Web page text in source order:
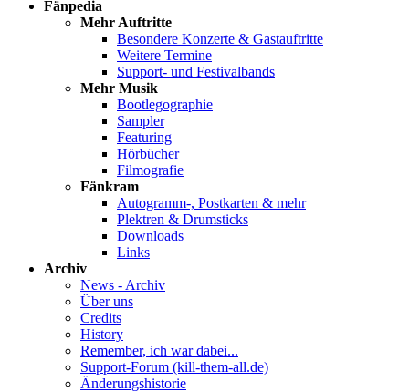
Fänpedia
Mehr Auftritte
Besondere Konzerte & Gastauftritte
Weitere Termine
Support- und Festivalbands
Mehr Musik
Bootlegographie
Sampler
Featuring
Hörbücher
Filmografie
Fänkram
Autogramm-, Postkarten & mehr
Plektren & Drumsticks
Downloads
Links
Archiv
News - Archiv
Über uns
Credits
History
Remember, ich war dabei...
Support-Forum (kill-them-all.de)
Änderungshistorie